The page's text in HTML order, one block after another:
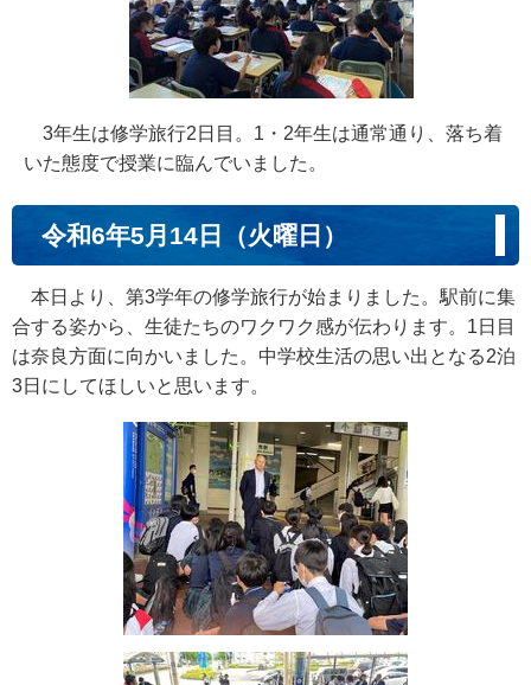
3年生は修学旅行2日目。1・2年生は通常通り、落ち着
いた態度で授業に臨んでいました。
令和6年5月14日（火曜日）
本日より、第3学年の修学旅行が始まりました。駅前に集
合する姿から、生徒たちのワクワク感が伝わります。1日目
は奈良方面に向かいました。中学校生活の思い出となる2泊
3日にしてほしいと思います。